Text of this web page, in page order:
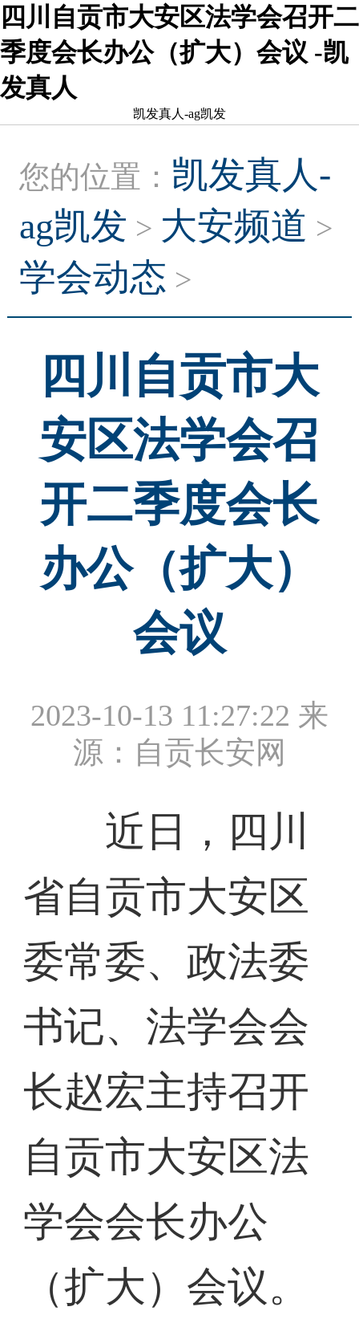
四川自贡市大安区法学会召开二
季度会长办公（扩大）会议 -凯
发真人
凯发真人-ag凯发
您的位置： 凯发真人-
ag凯发 > 大安频道 >
学会动态 >
四川自贡市大
安区法学会召
开二季度会长
办公（扩大）
会议
2023-10-13 11:27:22 来
源：自贡长安网
近日，四川
省自贡市大安区
委常委、政法委
书记、法学会会
长赵宏主持召开
自贡市大安区法
学会会长办公
（扩大）会议。